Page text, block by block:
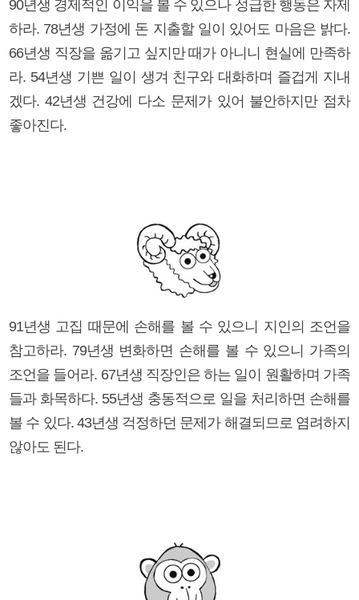
90년생 경제적인 이익을 볼 수 있으나 성급한 행동은 자제
하라. 78년생 가정에 돈 지출할 일이 있어도 마음은 밝다.
66년생 직장을 옮기고 싶지만 때가 아니니 현실에 만족하
라. 54년생 기쁜 일이 생겨 친구와 대화하며 즐겁게 지내
겠다. 42년생 건강에 다소 문제가 있어 불안하지만 점차
좋아진다.
91년생 고집 때문에 손해를 볼 수 있으니 지인의 조언을
참고하라. 79년생 변화하면 손해를 볼 수 있으니 가족의
조언을 들어라. 67년생 직장인은 하는 일이 원활하며 가족
들과 화목하다. 55년생 충동적으로 일을 처리하면 손해를
볼 수 있다. 43년생 걱정하던 문제가 해결되므로 염려하지
않아도 된다.